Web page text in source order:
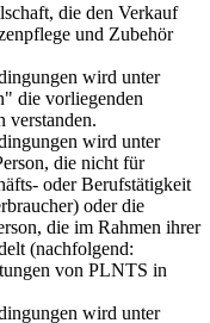
die den Verkauf
und Zubehör
wird unter
die vorliegenden
verstanden.
wird unter
die nicht für
oder Berufstätigkeit
oder die
die im Rahmen ihrer
(nachfolgend:
von PLNTS in
wird unter